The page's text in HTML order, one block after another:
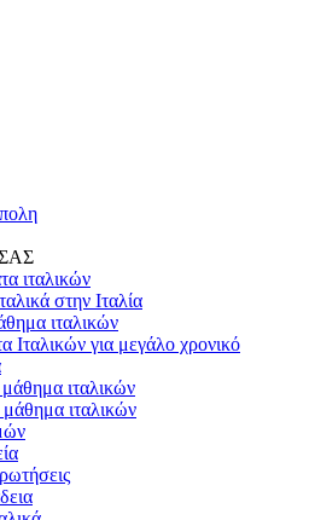
ιταλικών
στην Ιταλία
ιταλικών
Ιταλικών για μεγάλο χρονικό
μάθημα ιταλικών
μάθημα ιταλικών